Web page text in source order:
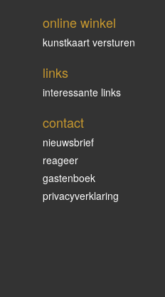
online winkel
kunstkaart versturen
links
interessante links
contact
nieuwsbrief
reageer
gastenboek
privacyverklaring